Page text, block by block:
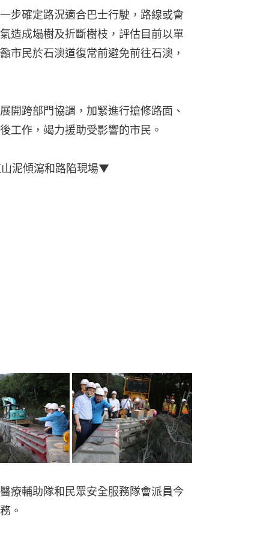
步確定路況適合巴士行駛，路線或會
造成塌樹及折斷樹枝，評估目前以單
市民於石澳道復常前避免前往石澳，
開跨部門協調，加緊進行搶修路面、
工作，竭力援助受影響的市民。
泥傾瀉和路陷現場▼
療輔助隊和民眾安全服務隊會派員今
。